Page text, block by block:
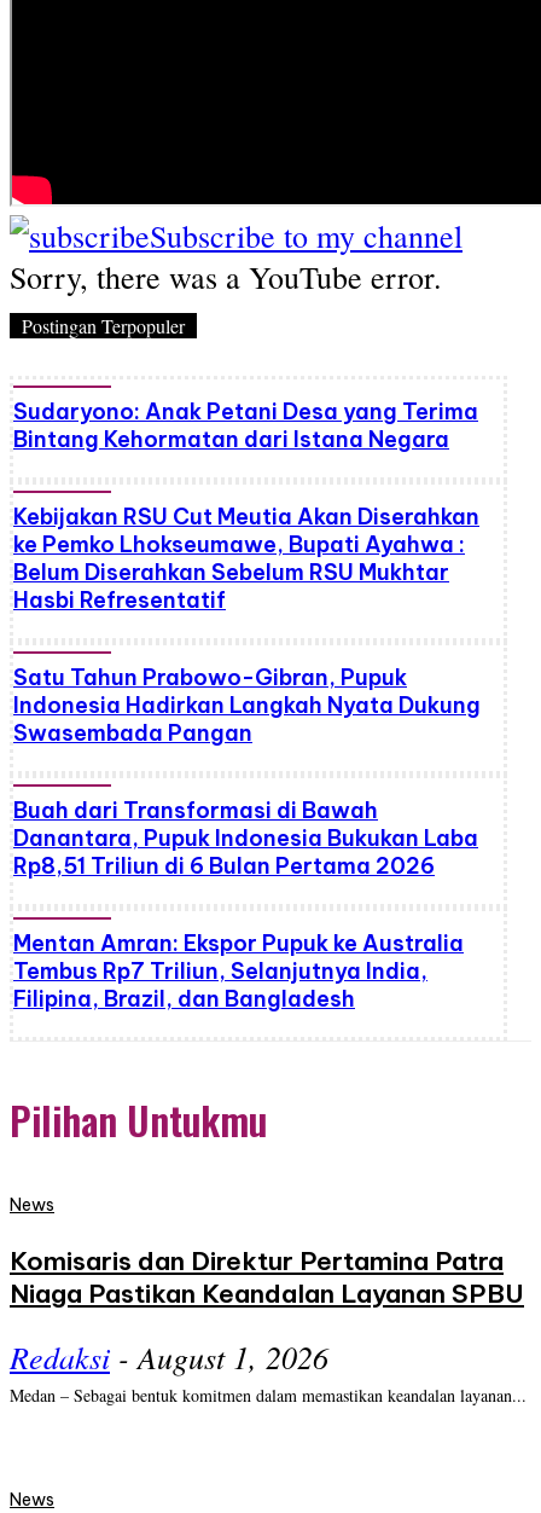
Subscribe to my channel
Sorry, there was a YouTube error.
Postingan Terpopuler
Sudaryono: Anak Petani Desa yang Terima
Bintang Kehormatan dari Istana Negara
Kebijakan RSU Cut Meutia Akan Diserahkan
ke Pemko Lhokseumawe, Bupati Ayahwa :
Belum Diserahkan Sebelum RSU Mukhtar
Hasbi Refresentatif
Satu Tahun Prabowo-Gibran, Pupuk
Indonesia Hadirkan Langkah Nyata Dukung
Swasembada Pangan
Buah dari Transformasi di Bawah
Danantara, Pupuk Indonesia Bukukan Laba
Rp8,51 Triliun di 6 Bulan Pertama 2026
Mentan Amran: Ekspor Pupuk ke Australia
Tembus Rp7 Triliun, Selanjutnya India,
Filipina, Brazil, dan Bangladesh
Pilihan Untukmu
News
Komisaris dan Direktur Pertamina Patra
Niaga Pastikan Keandalan Layanan SPBU
Redaksi - August 1, 2026
Medan – Sebagai bentuk komitmen dalam memastikan keandalan layanan...
News